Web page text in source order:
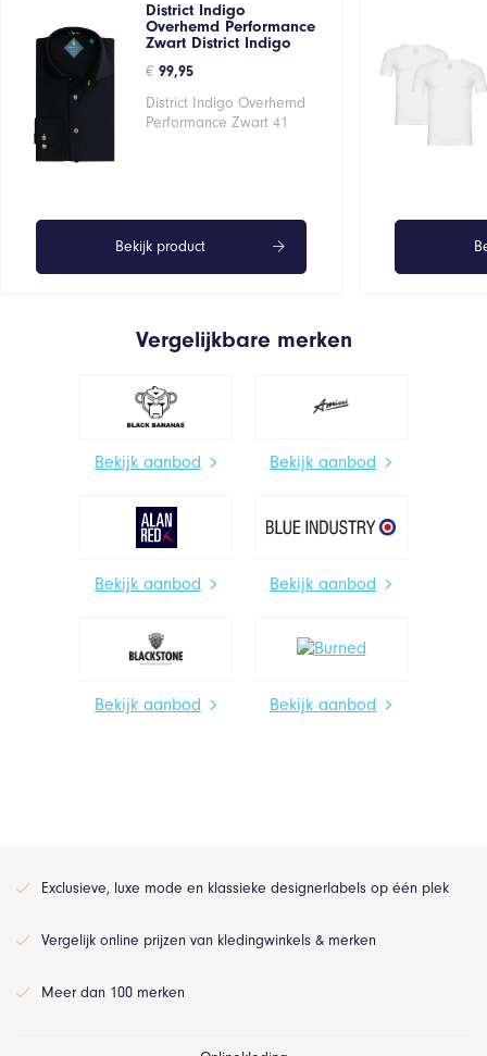
District Indigo
Overhemd Performance
Zwart District Indigo
€ 99,95
District Indigo Overhemd
Performance Zwart 41
Bekijk product
Vergelijkbare merken
Bekijk aanbod Bekijk aanbod
Bekijk aanbod Bekijk aanbod
Bekijk aanbod Bekijk aanbod
Exclusieve, luxe mode en klassieke designerlabels op één plek
Vergelijk online prijzen van kledingwinkels & merken
Meer dan 100 merken